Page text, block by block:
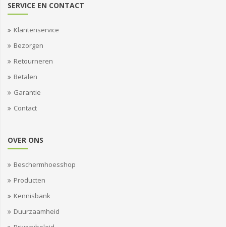
SERVICE EN CONTACT
Klantenservice
Bezorgen
Retourneren
Betalen
Garantie
Contact
OVER ONS
Beschermhoesshop
Producten
Kennisbank
Duurzaamheid